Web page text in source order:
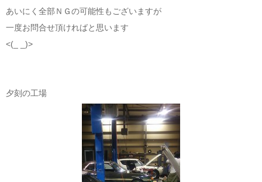
あいにく全部ＮＧの可能性もございますが
一度お問合せ頂ければと思います
<(_ _)>
夕刻の工場